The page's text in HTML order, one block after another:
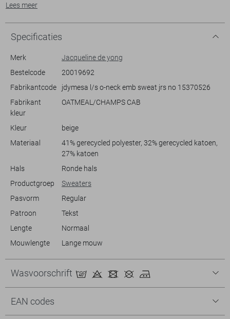
warmte tijdens de koelere dagen. Deze trui in de kleur oatmeal is niet
alleen stijlvol maar ook praktisch, en brengt een vleugje Parijs naar je
alledaagse look.
De Jacqueline de Yong sweater is perfect voor allerlei informele
relaxte dag uit, maar kan net zo goed gedragen worden tijdens een
gezellige avond met vrienden. Dankzij het eenvoudige design in
combinatie met het sprekende patroon, blijft deze trui een tijdloze
favoriet in je kledingkast. Of je nu een dag op kantoor hebt of lekker
Lees meer
Specificaties
Merk
Jacqueline de yong
Bestelcode
20019692
Fabrikantcode
jdymesa l/s o-neck emb sweat jrs no 15370526
Fabrikant
kleur
OATMEAL/CHAMPS CAB
Kleur
beige
Materiaal
41% gerecycled polyester, 32% gerecycled katoen,
27% katoen
Hals
Ronde hals
Productgroep
Sweaters
Pasvorm
Regular
Patroon
Tekst
Lengte
Normaal
Mouwlengte
Lange mouw
Wasvoorschrift
EAN codes